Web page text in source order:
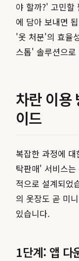
야 할까?' 고민할
에 담아 보내면
'옷 처분'의 효율
스톱' 솔루션으로
차란 이용
이드
복잡한 과정에
탁판매' 서비스
적으로 설계되었
의 옷장도 곧 미
있습니다.
1단계: 앱 다